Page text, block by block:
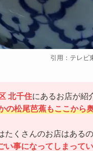
引用：テレビ
北千住にあるお店が紹
の松尾芭蕉もここから
たくさんのお店はある
い事になってしまって